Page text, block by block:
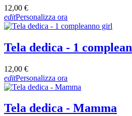
12,00 €
editPersonalizza ora
Tela dedica - 1
12,00 €
editPersonalizza ora
Tela dedica - Mamma